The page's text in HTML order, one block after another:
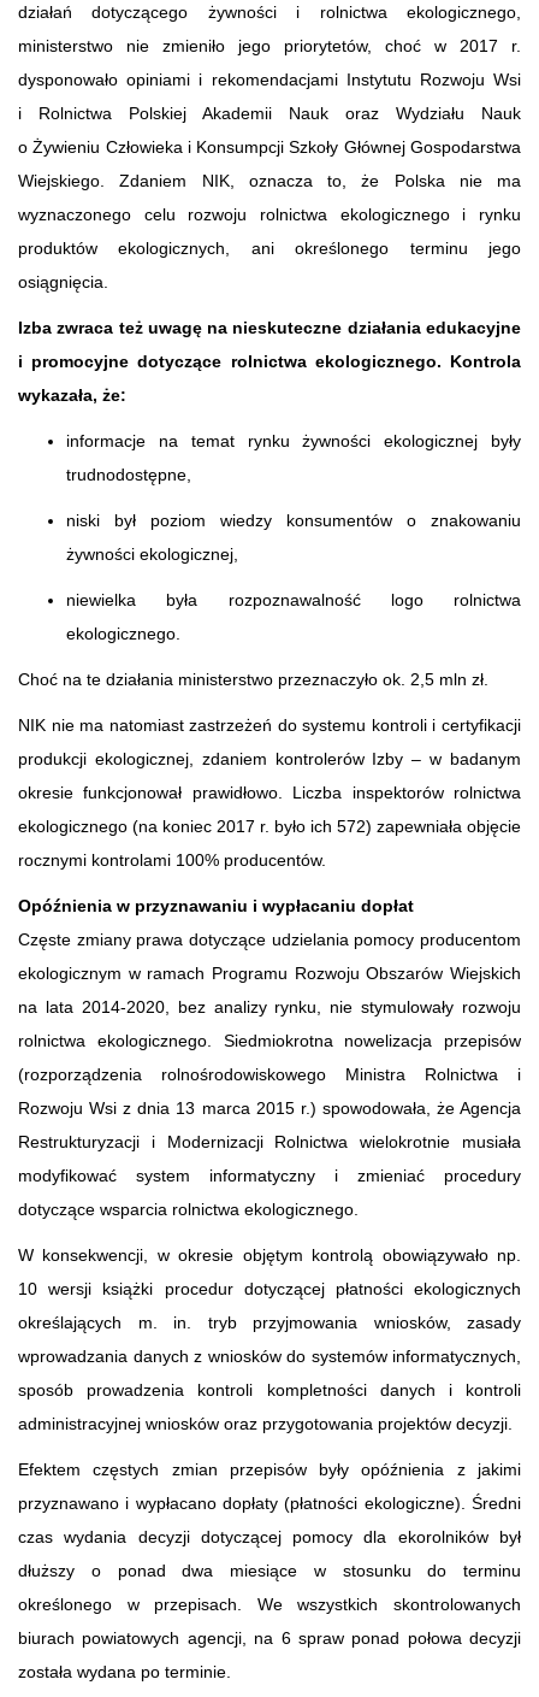
działań dotyczącego żywności i rolnictwa ekologicznego,
ministerstwo nie zmieniło jego priorytetów, choć w 2017 r.
dysponowało opiniami i rekomendacjami Instytutu Rozwoju Wsi
i Rolnictwa Polskiej Akademii Nauk oraz Wydziału Nauk
o Żywieniu Człowieka i Konsumpcji Szkoły Głównej Gospodarstwa
Wiejskiego. Zdaniem NIK, oznacza to, że Polska nie ma
wyznaczonego celu rozwoju rolnictwa ekologicznego i rynku
produktów ekologicznych, ani określonego terminu jego
osiągnięcia.
Izba zwraca też uwagę na nieskuteczne działania edukacyjne
i promocyjne dotyczące rolnictwa ekologicznego. Kontrola
wykazała, że:
informacje na temat rynku żywności ekologicznej były
trudnodostępne,
niski był poziom wiedzy konsumentów o znakowaniu
żywności ekologicznej,
niewielka była rozpoznawalność logo rolnictwa
ekologicznego.
Choć na te działania ministerstwo przeznaczyło ok. 2,5 mln zł.
NIK nie ma natomiast zastrzeżeń do systemu kontroli i certyfikacji
produkcji ekologicznej, zdaniem kontrolerów Izby – w badanym
okresie funkcjonował prawidłowo. Liczba inspektorów rolnictwa
ekologicznego (na koniec 2017 r. było ich 572) zapewniała objęcie
rocznymi kontrolami 100% producentów.
Opóźnienia w przyznawaniu i wypłacaniu dopłat
Częste zmiany prawa dotyczące udzielania pomocy producentom
ekologicznym w ramach Programu Rozwoju Obszarów Wiejskich
na lata 2014-2020, bez analizy rynku, nie stymulowały rozwoju
rolnictwa ekologicznego. Siedmiokrotna nowelizacja przepisów
(rozporządzenia rolnośrodowiskowego Ministra Rolnictwa i
Rozwoju Wsi z dnia 13 marca 2015 r.) spowodowała, że Agencja
Restrukturyzacji i Modernizacji Rolnictwa wielokrotnie musiała
modyfikować system informatyczny i zmieniać procedury
dotyczące wsparcia rolnictwa ekologicznego.
W konsekwencji, w okresie objętym kontrolą obowiązywało np.
10 wersji książki procedur dotyczącej płatności ekologicznych
określających m. in. tryb przyjmowania wniosków, zasady
wprowadzania danych z wniosków do systemów informatycznych,
sposób prowadzenia kontroli kompletności danych i kontroli
administracyjnej wniosków oraz przygotowania projektów decyzji.
Efektem częstych zmian przepisów były opóźnienia z jakimi
przyznawano i wypłacano dopłaty (płatności ekologiczne). Średni
czas wydania decyzji dotyczącej pomocy dla ekorolników był
dłuższy o ponad dwa miesiące w stosunku do terminu
określonego w przepisach. We wszystkich skontrolowanych
biurach powiatowych agencji, na 6 spraw ponad połowa decyzji
została wydana po terminie.